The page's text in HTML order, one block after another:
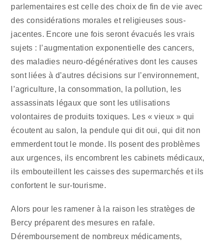
parlementaires est celle des choix de fin de vie avec
des considérations morales et religieuses sous-
jacentes. Encore une fois seront évacués les vrais
sujets : l’augmentation exponentielle des cancers,
des maladies neuro-dégénératives dont les causes
sont liées à d’autres décisions sur l’environnement,
l’agriculture, la consommation, la pollution, les
assassinats légaux que sont les utilisations
volontaires de produits toxiques. Les « vieux » qui
écoutent au salon, la pendule qui dit oui, qui dit non
emmerdent tout le monde. Ils posent des problèmes
aux urgences, ils encombrent les cabinets médicaux,
ils embouteillent les caisses des supermarchés et ils
confortent le sur-tourisme.
Alors pour les ramener à la raison les stratèges de
Bercy préparent des mesures en rafale.
Déremboursement de nombreux médicaments,